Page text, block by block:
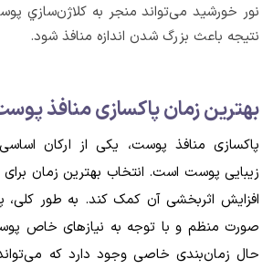
نور خورشید می‌تواند منجر به کلاژن‌سازي
نتیجه باعث بزرگ شدن اندازه منافذ شود.
بهترين زمان پاکسازی منافذ
پاکسازی منافذ پوست، یکی از ارکان
زیبایی پوست است. انتخاب بهترین زمان برای
افزایش اثربخشی آن کمک کند. به طور کلی،
صورت منظم و با توجه به نیازهای خاص
حال زمان‌بندی خاصی وجود دارد که می‌تواند